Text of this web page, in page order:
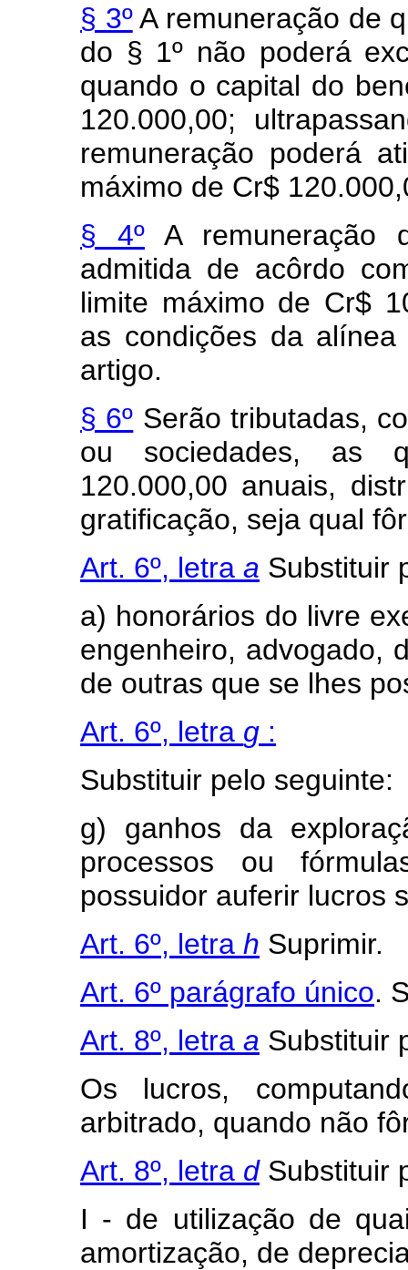
§ 3ºA remuneração de
do § 1º não poderá
quando o capital do
120.000,00;
remuneração poderá
máximo de Cr$
§ 4º A remuneração
admitida de acôrdo
limite máximo de Cr$
as condições da
artigo.
§ 6º Serão tributadas,
ou sociedades, as
120.000,00 anuais,
gratificação, seja qual
Art. 6º, letra a Substituir
a) honorários do livre
engenheiro, advogado,
de outras que se lhes
Art. 6º, letra g :
Substituir pelo seguinte:
g) ganhos da
processos ou
possuidor auferir lucros
Art. 6º, letra h Suprimir.
Art. 6º parágrafo único.
Art. 8º, letra a Substituir
Os lucros,
arbitrado, quando não
Art. 8º, letra dSubstituir
I - de utilização de
amortização, de